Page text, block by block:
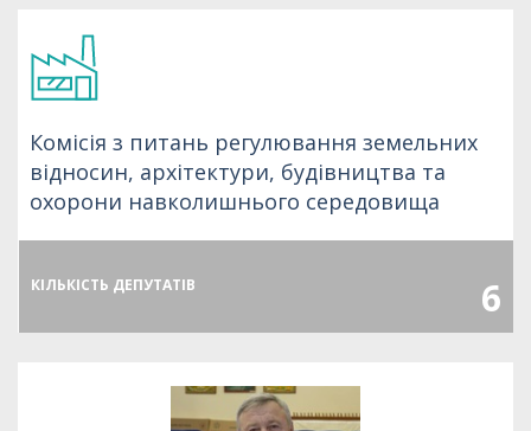
Комісія з питань регулювання земельних
відносин, архітектури, будівництва та
охорони навколишнього середовища
КІЛЬКІСТЬ ДЕПУТАТІВ 6